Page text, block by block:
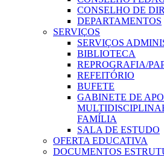
CONSELHO DE
DEPARTAMENTOS
SERVIÇOS
SERVIÇOS
BIBLIOTECA
REPROGRAFIA/
REFEITÓRIO
BUFETE
GABINETE DE
FAMÍLIA
SALA DE ESTUDO
OFERTA EDUCATIVA
DOCUMENTOS